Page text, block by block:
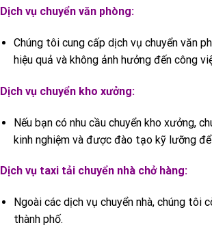
Dịch vụ chuyển văn phòng:
Chúng tôi cung cấp dịch vụ chuyển văn
hiệu quả và không ảnh hưởng đến công
Dịch vụ chuyển kho xưởng:
Nếu bạn có nhu cầu chuyển kho xưởng,
kinh nghiệm và được đào tạo kỹ lưỡng
Dịch vụ taxi tải chuyển nhà chở hàng:
Ngoài các dịch vụ chuyển nhà, chúng
thành phố.